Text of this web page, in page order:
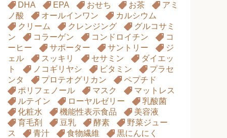
DHA
EPA おせち お茶
アミ
ノ酸
オールインワン
カルシウム
クリーム
クレンジング
グルコサミ
ン
コラーゲン コンドロイチン
コ
ーヒー
サポーター サントリー
ジ
ェル
スッキリ セサミン
ダイエッ
ト
ノコギリヤシ ビタミン
プラセ
ンタ
プロテオグリカン
ペプチド
ポリフェノール
マスク
マットレス
ルテイン
ローヤルゼリー
乳酸菌
化粧水
機能性表示食品
美容液
育毛剤
豆乳 酵素
野菜ジュー
ス
青汁 食物繊維
黒にんにく